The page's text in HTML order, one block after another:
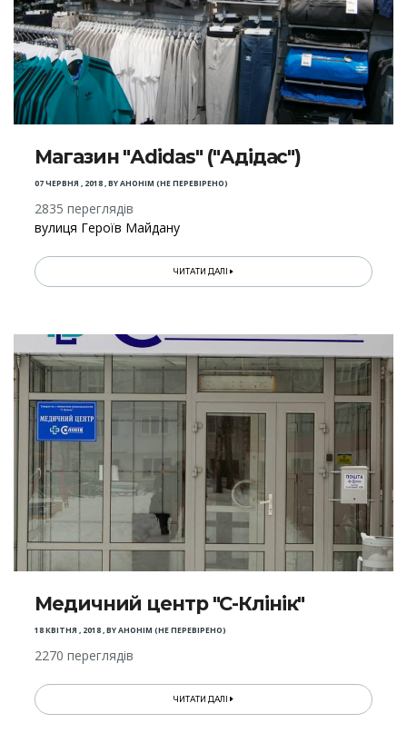
Магазин "Аdidas" ("Адідас")
07 ЧЕРВНЯ , 2018,BYАНОНІМ (НЕ ПЕРЕВІРЕНО)
2835 переглядів
вулиця Героїв Майдану
ЧИТАТИ ДАЛІ
Медичний центр "С-Клінік"
18 КВІТНЯ , 2018,BYАНОНІМ (НЕ ПЕРЕВІРЕНО)
2270 переглядів
ЧИТАТИ ДАЛІ